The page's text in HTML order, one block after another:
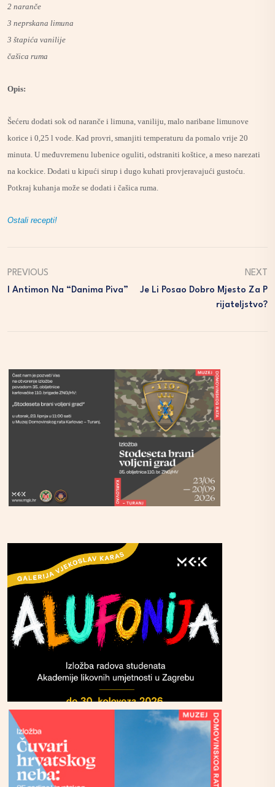
2 naranče
3 neprskana limuna
3 štapića vanilije
čašica ruma
Opis:
Šećeru dodati sok od naranče i limuna, vaniliju, malo naribane limunove
korice i 0,25 l vode. Kad provri, smanjiti temperaturu da pomalo vrije 20
minuta. U međuvremenu lubenice oguliti, odstraniti koštice, a meso narezati
na kockice. Dodati u kipući sirup i dugo kuhati provjeravajući gustoću.
Potkraj kuhanja može se dodati i čašica ruma.
Ostali recepti!
PREVIOUS
I Antimon Na “Danima Piva”
NEXT
Je Li Posao Dobro Mjesto Za P
Rijateljstvo?